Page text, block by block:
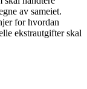
av sameiet.
for hvordan
ekstrautgifter skal